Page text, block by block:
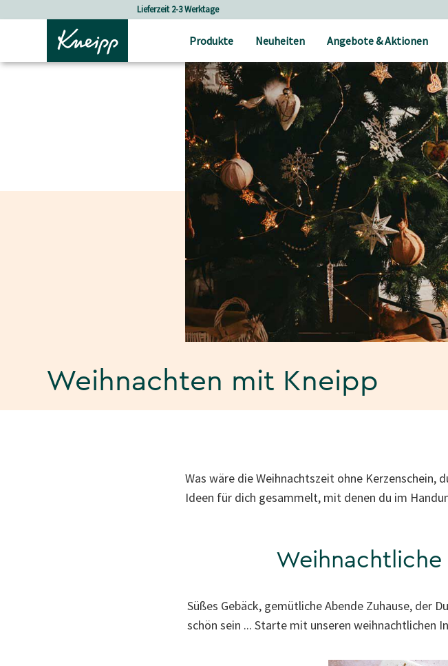
Produkte Neuheiten Angebote & Aktionen
Weihnachten mit Kneipp
Was wäre die Weihnachtszeit ohne Kerzenschein,
Ideen für dich gesammelt, mit denen du im
Süßes Gebäck, gemütliche Abende Zuhause, der
schön sein ... Starte mit unseren weihnachtlichen